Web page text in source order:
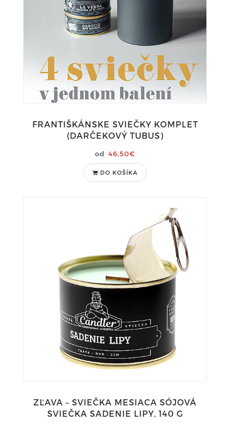
FRANTIŠKÁNSKE SVIEČKY KOMPLET
(DARČEKOVÝ TUBUS)
46,50€
DO KOŠÍKA
ZĽAVA – SVIEČKA MESIACA SÓJOVÁ
SVIEČKA SADENIE LIPY, 140 G